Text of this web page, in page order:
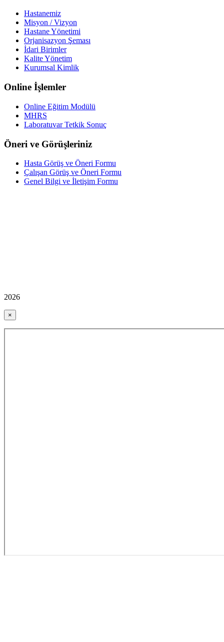
Hastanemiz
Misyon / Vizyon
Hastane Yönetimi
Orjanisazyon Şeması
İdari Birimler
Kalite Yönetim
Kurumsal Kimlik
Online İşlemler
Online Eğitim Modülü
MHRS
Laboratuvar Tetkik Sonuç
Öneri ve Görüşleriniz
Hasta Görüş ve Öneri Formu
Çalışan Görüş ve Öneri Formu
Genel Bilgi ve İletişim Formu
2026
×